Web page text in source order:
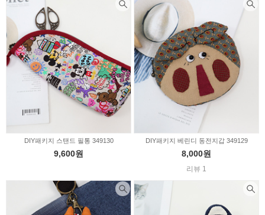
DIY패키지 스탠드 필통 349130
9,600원
DIY패키지 베린디 동전지갑 349129
8,000원
리뷰 1